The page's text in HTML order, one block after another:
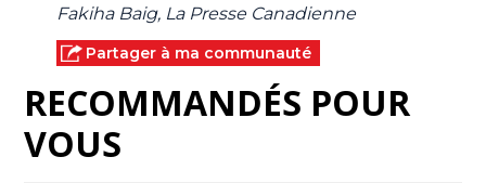
Fakiha Baig, La Presse Canadienne
Partager à ma communauté
RECOMMANDÉS POUR
VOUS